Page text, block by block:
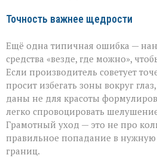
Точность важнее щедрости
Ещё одна типичная ошибка —
средства «везде, где можно»,
Если производитель советует
просит избегать зоны вокруг
даны не для красоты
легко спровоцировать
Грамотный уход — это не про
правильное попадание в
границ.